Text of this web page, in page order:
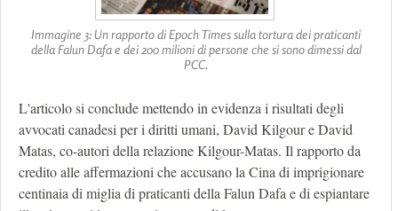
Immagine 3: Un rapporto di Epoch Times sulla tortura dei praticanti
della Falun Dafa e dei 200 milioni di persone che si sono dimessi dal
PCC.
L'articolo si conclude mettendo in evidenza i risultati degli
avvocati canadesi per i diritti umani, David Kilgour e David
Matas, co-autori della relazione Kilgour-Matas. Il rapporto da
credito alle affermazioni che accusano la Cina di imprigionare
centinaia di miglia di praticanti della Falun Dafa e di espiantare